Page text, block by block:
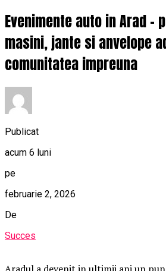
Evenimente auto in Arad –
masini, jante si anvelope
comunitatea impreuna
Publicat
acum 6 luni
pe
februarie 2, 2026
De
Succes